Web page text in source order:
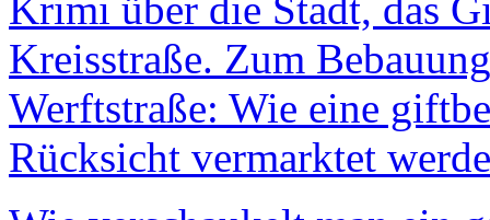
Krimi über die Stadt, das
Kreisstraße. Zum
Werftstraße: Wie eine
Rücksicht vermarktet